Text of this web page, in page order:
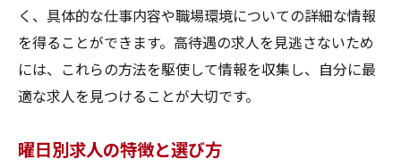
く、具体的な仕事内容や職場環境についての詳細な情報
を得ることができます。高待遇の求人を見逃さないため
には、これらの方法を駆使して情報を収集し、自分に最
適な求人を見つけることが大切です。
曜日別求人の特徴と選び方